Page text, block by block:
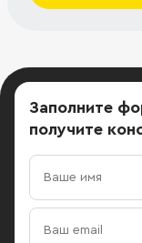
Заполните
получите